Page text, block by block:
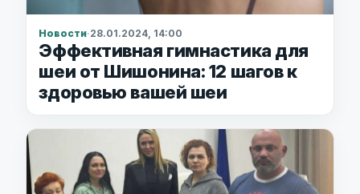
Новости·28.01.2024, 14:00
Эффективная гимнастика для
шеи от Шишонина: 12 шагов к
здоровью вашей шеи